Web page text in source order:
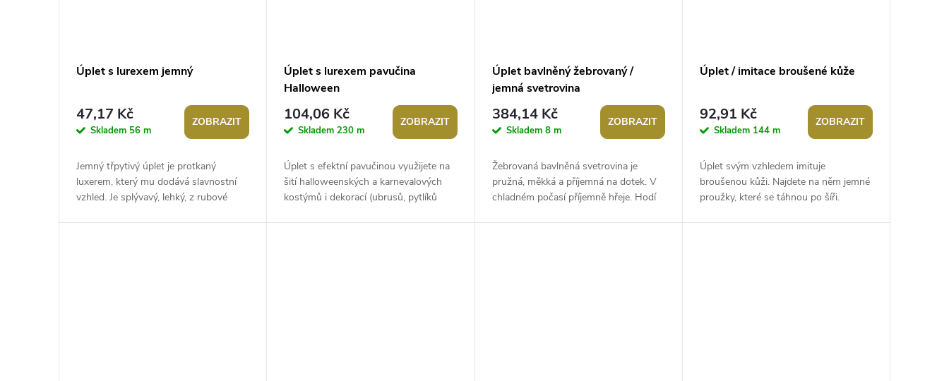
Úplet s lurexem jemný
47,17 Kč
Skladem 56 m
ZOBRAZIT
Jemný třpytivý úplet je protkaný
luxerem, který mu dodává slavnostní
vzhled. Je splývavý, lehký, z rubové
Úplet s lurexem pavučina
Halloween
104,06 Kč
Skladem230 m
ZOBRAZIT
Úplet s efektní pavučinou využijete na
šití halloweenských a karnevalových
kostýmů i dekorací (ubrusů, pytlíků
Úplet bavlněný žebrovaný /
jemná svetrovina
384,14 Kč
Skladem 8 m
ZOBRAZIT
Žebrovaná bavlněná svetrovina je
pružná, měkká a příjemná na dotek. V
chladném počasí příjemně hřeje. Hodí
Úplet / imitace broušené kůže
92,91 Kč
Skladem 144 m
ZOBRAZIT
Úplet svým vzhledem imituje
broušenou kůži. Najdete na něm jemné
proužky, které se táhnou po šíři.